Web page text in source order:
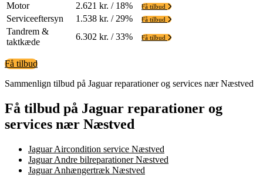
Motor 2.621 kr. / 18% Få tilbud
Serviceeftersyn 1.538 kr. / 29% Få tilbud
Tandrem &
taktkæde
6.302 kr. / 33% Få tilbud
Få tilbud
Sammenlign tilbud på Jaguar reparationer og services nær Næstved
Få tilbud på Jaguar reparationer og
services nær Næstved
Jaguar Aircondition service Næstved
Jaguar Andre bilreparationer Næstved
Jaguar Anhængertræk Næstved